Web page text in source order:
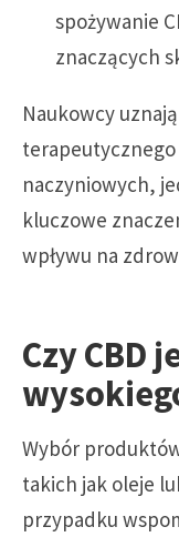
spożywanie
znaczących
Naukowcy
naczyniowych,
kluczowe
wpływu na
Czy CBD
Wybór
takich jak oleje
przypadku